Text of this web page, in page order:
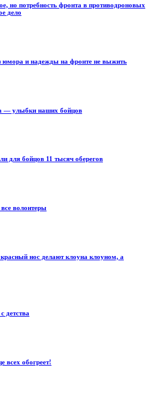
но потребность фронта в противодроновых
дело
и надежды на фронте не выжить
— улыбки наших бойцов
для бойцов 11 тысяч оберегов
волонтеры
нос делают клоуна клоуном, а
детства
всех обогреет!